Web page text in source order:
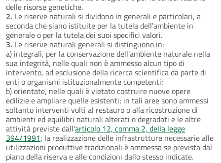
delle risorse genetiche.
2. Le riserve naturali si dividono in generali e particolari, a
seconda che siano istituite per la tutela dell'ambiente in
generale o per la tutela dei suoi specifici valori.
3. Le riserve naturali generali si distinguono in:
a) integrali, per la conservazione dell'ambiente naturale nella
sua integrità, nelle quali non è ammesso alcun tipo di
intervento, ad esclusione della ricerca scientifica da parte di
enti o organismi istituzionalmente competenti;
b) orientate, nelle quali è vietato costruire nuove opere
edilizie e ampliare quelle esistenti; in tali aree sono ammessi
soltanto interventi volti al restauro o alla ricostruzione di
ambienti ed equilibri naturali alterati o degradati e le altre
attività previste dall'articolo 12, comma 2, della legge
394/1991; la realizzazione delle infrastrutture necessarie alle
utilizzazioni produttive tradizionali è ammessa se prevista dal
piano della riserva e alle condizioni dallo stesso indicate.